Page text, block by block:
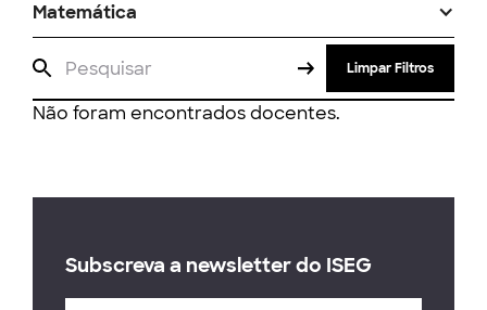
Matemática
Limpar Filtros
Não foram encontrados docentes.
Subscreva a newsletter do ISEG